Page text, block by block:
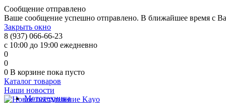
Сообщение отправлено
Ваше сообщение успешно отправлено. В ближайшее время с
Закрыть окно
8 (937) 066-66-23
с 10:00 до 19:00 ежедневно
0
0
0 В корзине пока пусто
Каталог товаров
Мототехника
Наши новости